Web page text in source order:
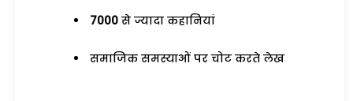
7000 से ज्यादा कहानियां
समाजिक समस्याओं पर चोट करते लेख